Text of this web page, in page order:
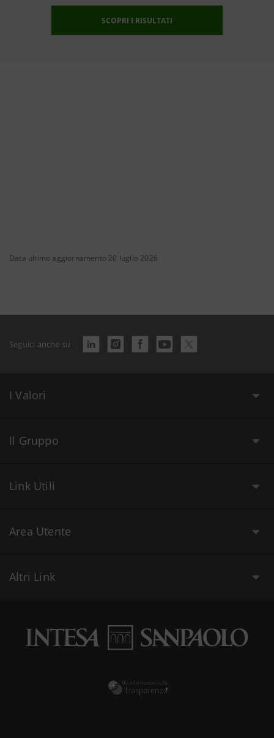
SCOPRI I RISULTATI
Data ultimo aggiornamento 20 luglio 2026
Seguici anche su
I Valori
Il Gruppo
Link Utili
Area Utente
Altri Link